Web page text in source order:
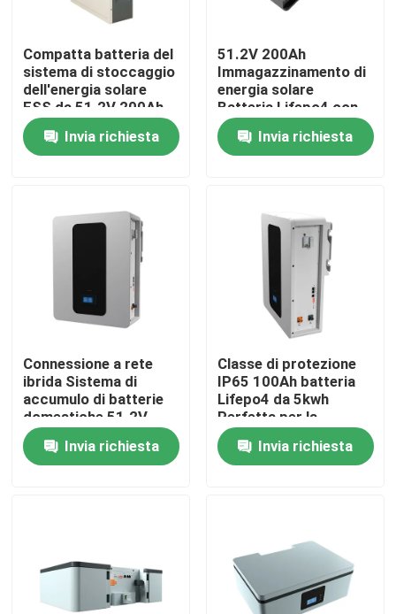
Casa
Prodotti
Mostra VR
Fatory Tour
Controllo di qualità
Contattaci
Batteria dello ione LiFePO4 del litio
Compatta batteria del
sistema di stoccaggio
dell'energia solare
ESS da 51.2V 200Ah
per prestazioni
ottimaliInvia richiesta
51.2V 200Ah
Immagazzinamento di
energia solare
Batteria Lifepo4 con
potenza nominale
10.24KWh 95%DOD
Invia richiesta
Connessione a rete
ibrida Sistema di
accumulo di batterie
domestiche 51.2V
100Ah 5kWh Batteria
di accumulo ESS
Invia richiesta
Classe di protezione
IP65 100Ah batteria
Lifepo4 da 5kwh
Perfetta per la
conservazione
dell'energia batteria
ESS
Invia richiesta